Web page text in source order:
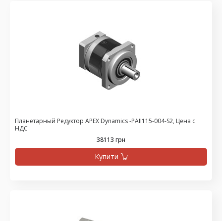
Планетарный Редуктор APEX Dynamics -PAII115-004-S2, Цена с
НДС
38113 грн
Купити